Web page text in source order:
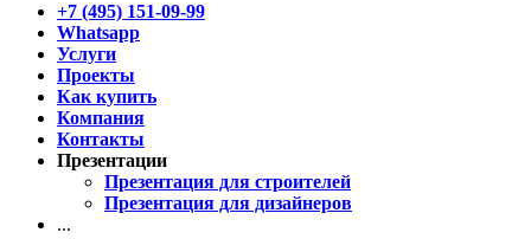
+7 (495) 151-09-99
Whatsapp
Услуги
Проекты
Как купить
Компания
Контакты
Презентации
Презентация для строителей
Презентация для дизайнеров
...